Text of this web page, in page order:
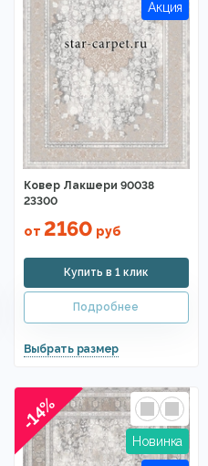
Ковер Лакшери 90038
23300
от 2160 руб
-14%